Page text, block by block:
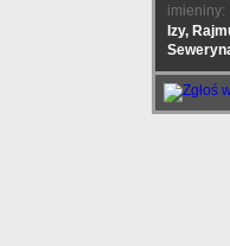
imieniny:
Izy,